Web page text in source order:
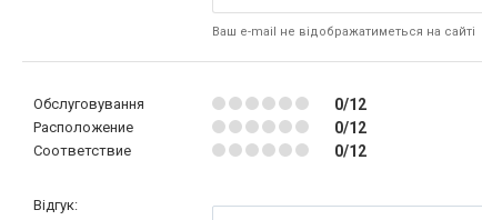
Ваш e-mail не відображатиметься на сайті
Обслуговування 0/12
Расположение 0/12
Соответствие 0/12
Відгук: